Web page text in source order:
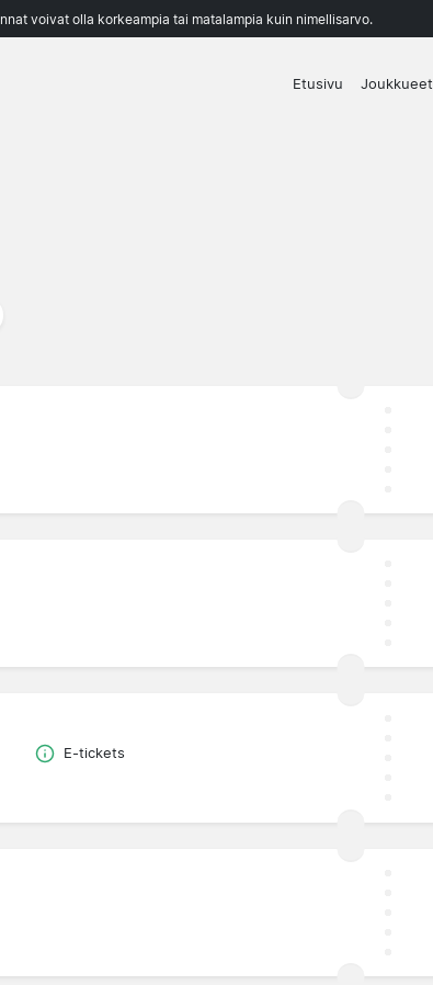
voivat olla korkeampia tai matalampia kuin nimellisarvo.
Etusivu Joukkueet
E-tickets